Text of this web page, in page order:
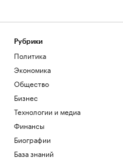
Рубрики
Политика
Экономика
Общество
Бизнес
Технологии и медиа
Финансы
Биографии
База знаний